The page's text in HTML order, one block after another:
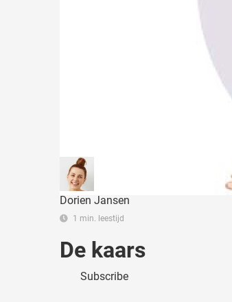
Dorien Jansen
1 min. leestijd
De kaars
Subscribe